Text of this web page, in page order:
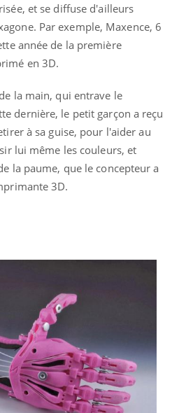
et se diffuse d'ailleurs
Par exemple, Maxence, 6
année de la première
en 3D.
la main, qui entrave le
dernière, le petit garçon a reçu
à sa guise, pour l'aider au
lui même les couleurs, et
la paume, que le concepteur a
3D.